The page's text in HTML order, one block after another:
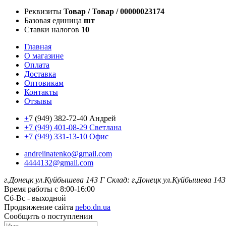
Реквизиты Товар / Товар / 00000023174
Базовая единица шт
Ставки налогов 10
Главная
О магазине
Оплата
Доставка
Оптовикам
Контакты
Отзывы
+7 (949) 382-72-40 Андрей
+7 (949) 401-08-29 Светлана
+7 (949) 331-13-10 Офис
andreiinatenko@gmail.com
4444132@gmail.com
г.Донецк ул.Куйбышева 143 Г Склад: г.Донецк ул.Куйбышева
Время работы с 8:00-16:00
Сб-Вс - выходной
Продвижение сайта nebo.dn.ua
Сообщить о поступлении